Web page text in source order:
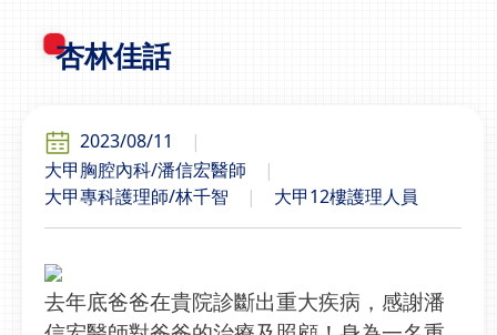
杏林佳話
2023/08/11
大甲胸腔內科/潘信宏醫師
大甲專科護理師/林千智
大甲12樓護理人員
去年底爸爸在貴院診斷出重大疾病，感謝潘